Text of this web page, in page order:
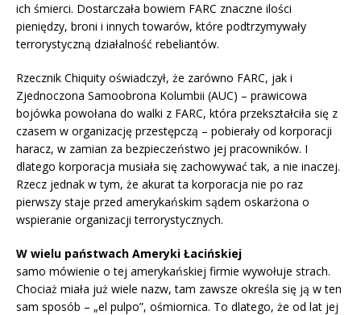
ich śmierci. Dostarczała bowiem FARC znaczne ilości
pieniędzy, broni i innych towarów, które podtrzymywały
terrorystyczną działalność rebeliantów.
Rzecznik Chiquity oświadczył, że zarówno FARC, jak i
Zjednoczona Samoobrona Kolumbii (AUC) – prawicowa
bojówka powołana do walki z FARC, która przekształciła się z
czasem w organizację przestępczą – pobierały od korporacji
haracz, w zamian za bezpieczeństwo jej pracowników. I
dlatego korporacja musiała się zachowywać tak, a nie inaczej.
Rzecz jednak w tym, że akurat ta korporacja nie po raz
pierwszy staje przed amerykańskim sądem oskarżona o
wspieranie organizacji terrorystycznych.
W wielu państwach Ameryki Łacińskiej
samo mówienie o tej amerykańskiej firmie wywołuje strach.
Chociaż miała już wiele nazw, tam zawsze określa się ją w ten
sam sposób – „el pulpo”, ośmiornica. To dlatego, że od lat jej